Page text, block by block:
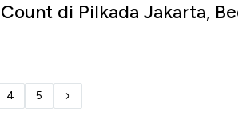
di Pilkada Jakarta,
4 5